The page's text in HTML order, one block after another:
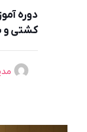
دوره
کشتی و